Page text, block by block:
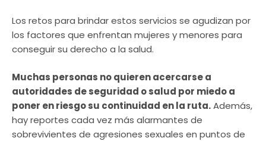
Los retos para brindar estos servicios se agudizan por
los factores que enfrentan mujeres y menores para
conseguir su derecho a la salud.
Muchas personas no quieren acercarse a
autoridades de seguridad o salud por miedo a
poner en riesgo su continuidad en la ruta.Además,
hay reportes cada vez más alarmantes de
sobrevivientes de agresiones sexuales en puntos de